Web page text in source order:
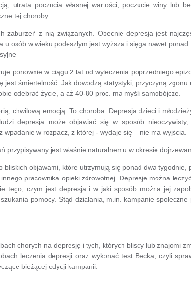
utrata poczucia własnej wartości, poczucie winy lub
tej choroby.
z nią związanych. Obecnie depresja jest
osób w wieku podeszłym jest wyższa i sięga nawet ponad
ponownie w ciągu 2 lat od wyleczenia poprzedniego
śmiertelność. Jak dowodzą statystyki, przyczyną zgonu
odebrać życie, a aż 40-80 proc. ma myśli samobójcze.
chwilową emocją. To choroba. Depresja dzieci i
depresja może objawiać się w sposób
w rozpacz, z której - wydaje się – nie ma wyjścia.
przypisywany jest właśnie naturalnemu w okresie
objawami, które utrzymują się ponad dwa tygodnie,
pracownika opieki zdrowotnej. Depresje można
tego, czym jest depresja i w jaki sposób można jej
pomocy. Stąd działania, m.in. kampanie
chorych na depresję i tych, których bliscy lub znajomi
leczenia depresji oraz wykonać test Becka, czyli
bieżącej edycji kampanii.